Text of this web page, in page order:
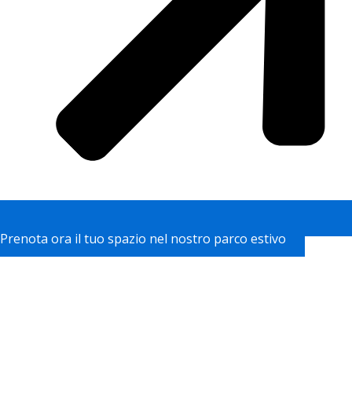
Prenota ora il tuo spazio nel nostro parco estivo